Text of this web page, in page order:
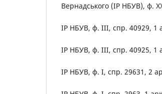
Вернадського (ІР НБУВ), ф.
ІР НБУВ, ф. III, спр. 40929, 1
ІР НБУВ, ф. III, спр. 40925, 1
ІР НБУВ, ф. I, спр. 29631, 2